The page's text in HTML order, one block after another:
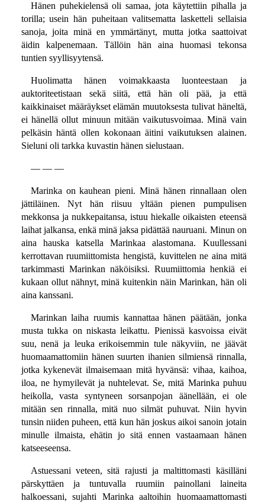
Hänen puhekielensä oli samaa, jota käytettiin pihalla ja
torilla; usein hän puheitaan valitsematta lasketteli sellaisia
sanoja, joita minä en ymmärtänyt, mutta jotka saattoivat
äidin kalpenemaan. Tällöin hän aina huomasi tekonsa
tuntien syyllisyytensä.
Huolimatta hänen voimakkaasta luonteestaan ja
auktoriteetistaan sekä siitä, että hän oli pää, ja että
kaikkinaiset määräykset elämän muutoksesta tulivat häneltä,
ei hänellä ollut minuun mitään vaikutusvoimaa. Minä vain
pelkäsin häntä ollen kokonaan äitini vaikutuksen alainen.
Sieluni oli tarkka kuvastin hänen sielustaan.
— — —
Marinka on kauhean pieni. Minä hänen rinnallaan olen
jättiläinen. Nyt hän riisuu yltään pienen pumpulisen
mekkonsa ja nukkepaitansa, istuu hiekalle oikaisten eteensä
laihat jalkansa, enkä minä jaksa pidättää nauruani. Minun on
aina hauska katsella Marinkaa alastomana. Kuullessani
kerrottavan ruumiittomista hengistä, kuvittelen ne aina mitä
tarkimmasti Marinkan näköisiksi. Ruumiittomia henkiä ei
kukaan ollut nähnyt, minä kuitenkin näin Marinkan, hän oli
aina kanssani.
Marinkan laiha ruumis kannattaa hänen päätään, jonka
musta tukka on niskasta leikattu. Pienissä kasvoissa eivät
suu, nenä ja leuka erikoisemmin tule näkyviin, ne jäävät
huomaamattomiin hänen suurten ihanien silmiensä rinnalla,
jotka kykenevät ilmaisemaan mitä hyvänsä: vihaa, kaihoa,
iloa, ne hymyilevät ja nuhtelevat. Se, mitä Marinka puhuu
heikolla, vasta syntyneen sorsanpojan äänellään, ei ole
mitään sen rinnalla, mitä nuo silmät puhuvat. Niin hyvin
tunsin niiden puheen, että kun hän joskus aikoi sanoin jotain
minulle ilmaista, ehätin jo sitä ennen vastaamaan hänen
katseeseensa.
Astuessani veteen, sitä rajusti ja maltittomasti käsilläni
pärskyttäen ja tuntuvalla ruumiin painollani laineita
halkoessani, sujahti Marinka aaltoihin huomaamattomasti